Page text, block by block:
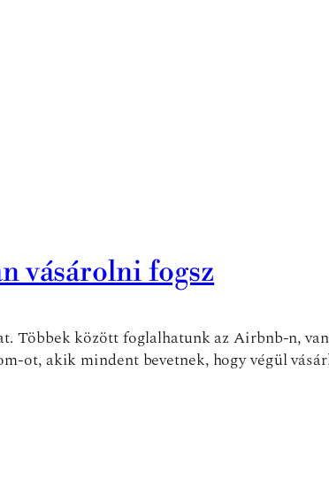
vásárolni fogsz
Többek között foglalhatunk az Airbnb-n,
ot, akik mindent bevetnek, hogy végül